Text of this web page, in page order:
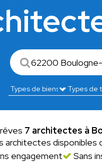
7 architectes à
architectes disponibles
engagement Sans